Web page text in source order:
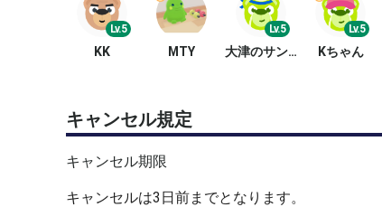
Lv.5
KK MTY
Lv.5
大津のサンダーボーイ
Lv.5
Kちゃん
キャンセル規定
キャンセル期限
キャンセルは3日前までとなります。